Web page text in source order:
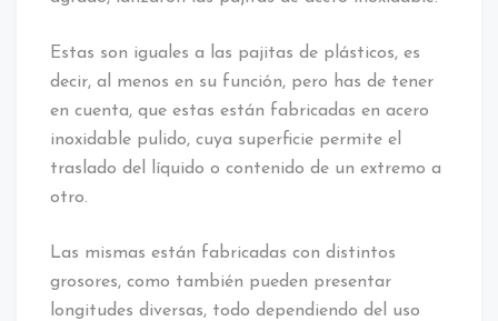
Estas son iguales a las pajitas de plásticos, es
decir, al menos en su función, pero has de tener
en cuenta, que estas están fabricadas en acero
inoxidable pulido, cuya superficie permite el
traslado del líquido o contenido de un extremo a
otro.
Las mismas están fabricadas con distintos
grosores, como también pueden presentar
longitudes diversas, todo dependiendo del uso